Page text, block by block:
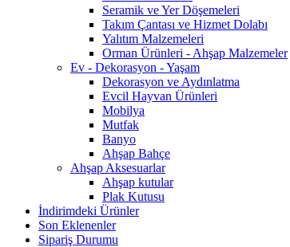
Seramik ve Yer Döşemeleri
Takım Çantası ve Hizmet Dolabı
Yalıtım Malzemeleri
Orman Ürünleri - Ahşap Malzemeler
Ev - Dekorasyon - Yaşam
Dekorasyon ve Aydınlatma
Evcil Hayvan Ürünleri
Mobilya
Mutfak
Banyo
Ahşap Bahçe
Ahşap Aksesuarlar
Ahşap kutular
Plak Kutusu
İndirimdeki Ürünler
Son Eklenenler
Sipariş Durumu